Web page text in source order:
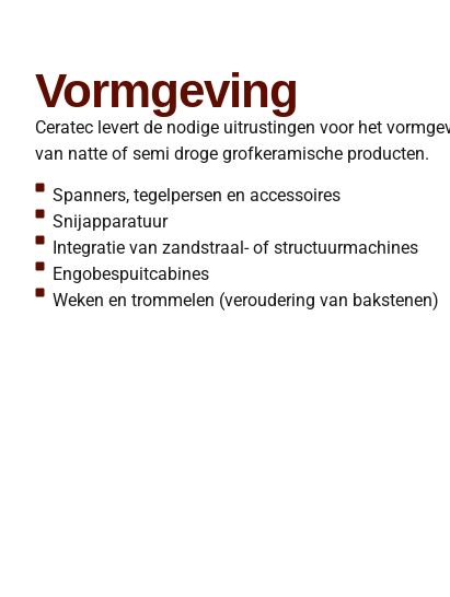
Vormgeving
Ceratec levert de nodige uitrustingen voor het
van natte of semi droge grofkeramische producten.
Spanners, tegelpersen en accessoires
Snijapparatuur
Integratie van zandstraal- of structuurmachines
Engobespuitcabines
Weken en trommelen (veroudering van bakstenen)